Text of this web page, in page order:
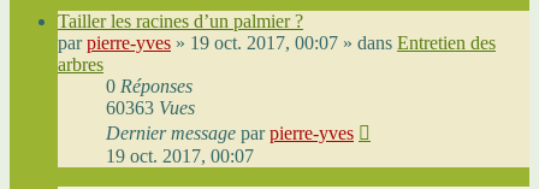
Tailler les racines d’un palmier ?
parpierre-yves » 19 oct. 2017, 00:07 » dans Entretien des
arbres
0 Réponses
60363 Vues
Dernier message parpierre-yves
19 oct. 2017, 00:07